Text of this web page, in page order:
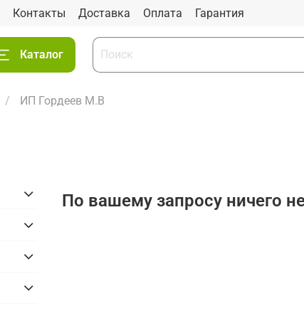
Контакты Доставка Оплата Гарантия
Каталог
ИП Гордеев М.В
По вашему запросу ничего